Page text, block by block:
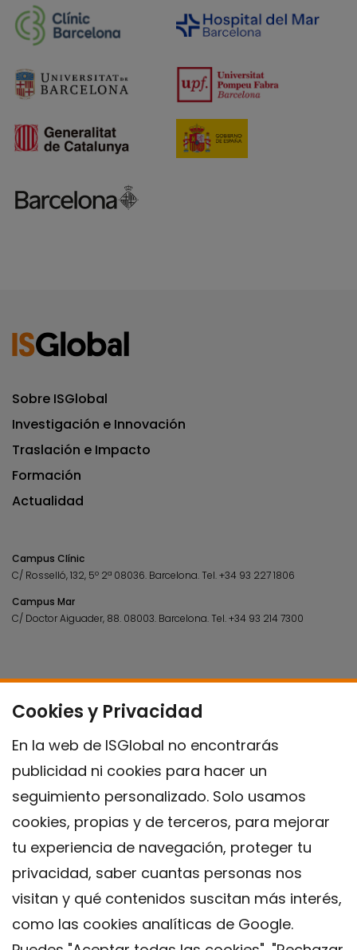
Cookies y Privacidad
En la web de ISGlobal no encontrarás
publicidad ni cookies para hacer un
seguimiento personalizado. Solo usamos
cookies, propias y de terceros, para mejorar
tu experiencia de navegación, proteger tu
privacidad, saber cuantas personas nos
visitan y qué contenidos suscitan más interés,
como las cookies analíticas de Google.
Sobre ISGlobal
Investigación e Innovación
Traslación e Impacto
Formación
Actualidad
Campus Clínic
C/ Rosselló, 132, 5º 2ª 08036. Barcelona.Tel.+34 93 227 1806
Campus Mar
C/ Doctor Aiguader, 88. 08003. Barcelona.Tel.+34 93 214 7300